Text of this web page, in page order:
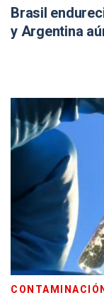
Brasil
y Argentina